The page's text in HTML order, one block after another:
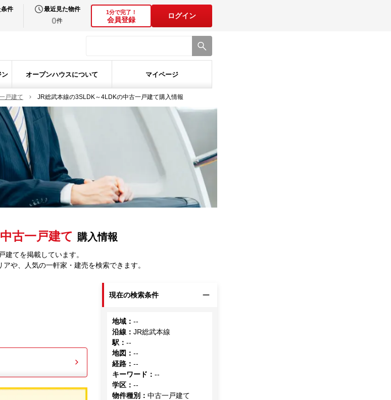
件 最近見た物件
0件
1分で完了！
会員登録
ログイン
ン オープンハウスについて マイページ
戸建て JR総武本線の3SLDK～4LDKの中古一戸建て購入情報
中古一戸建て 購入情報
てを掲載しています。
や、人気の一軒家・建売を検索できます。
現在の検索条件
地域 ：--
沿線 ：JR総武本線
駅 ：--
地図 ：--
経路 ：--
キーワード ：--
学区 ：--
物件種別 ：中古一戸建て